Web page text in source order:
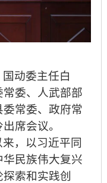
动委主任白
委、人武部部
常委、政府常
席会议。
，以习近平同
民族伟大复兴
索和实践创